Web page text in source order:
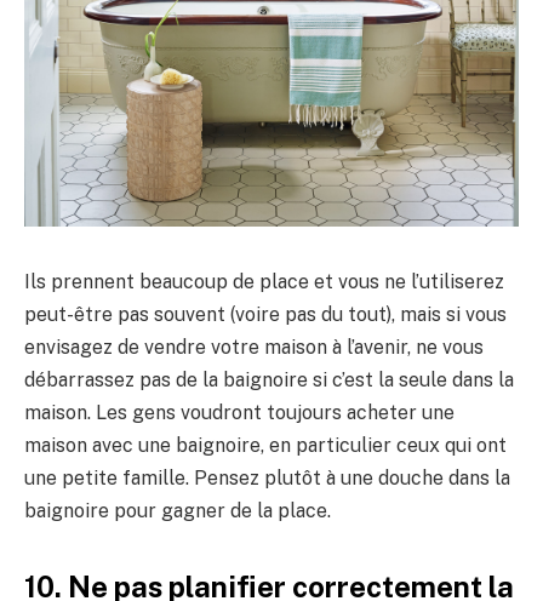
Ils prennent beaucoup de place et vous ne l’utiliserez
peut-être pas souvent (voire pas du tout), mais si vous
envisagez de vendre votre maison à l’avenir, ne vous
débarrassez pas de la baignoire si c’est la seule dans la
maison. Les gens voudront toujours acheter une
maison avec une baignoire, en particulier ceux qui ont
une petite famille. Pensez plutôt à une douche dans la
baignoire pour gagner de la place.
10. Ne pas planifier correctement la